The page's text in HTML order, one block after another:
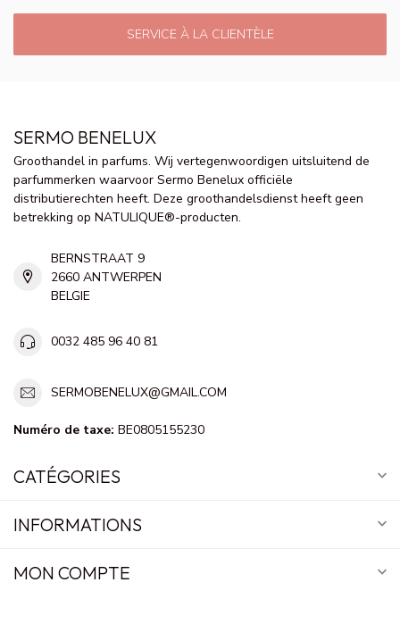
SERVICE À LA CLIENTÈLE
SERMO BENELUX
Groothandel in parfums. Wij vertegenwoordigen uitsluitend de
parfummerken waarvoor Sermo Benelux officiële
distributierechten heeft. Deze groothandelsdienst heeft geen
betrekking op NATULIQUE®-producten.
BERNSTRAAT 9
2660 ANTWERPEN
BELGIE
0032 485 96 40 81
SERMOBENELUX@GMAIL.COM
Numéro de taxe: BE0805155230
CATÉGORIES
INFORMATIONS
MON COMPTE